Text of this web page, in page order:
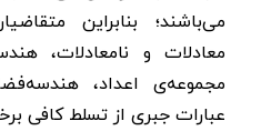
می‌باشند؛ بنابراین
معادلات و نامعادلات،
مجموعه‌ی اعداد،
عبارات جبری از تسلط کافی